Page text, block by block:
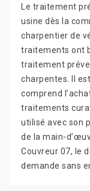
Le traitement
usine dès la
charpentier de
traitements ont
traitement
charpentes. Il
comprend
traitements
utilisé avec son
de la main-
Couvreur 07, le
demande sans